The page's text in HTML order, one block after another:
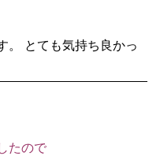
。 とても気持ち良かっ
たので